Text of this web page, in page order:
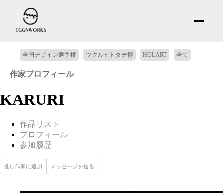
全国デザイン選手権 ツクルヒトタチ博 HOLART 全て
作家プロフィール
KARURI
作品リスト
プロフィール
参加履歴
推し作家に追加 メッセージを送る